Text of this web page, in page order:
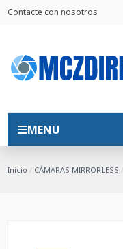
Contacte con nosotros
MENU
Inicio CÁMARAS MIRRORLESS